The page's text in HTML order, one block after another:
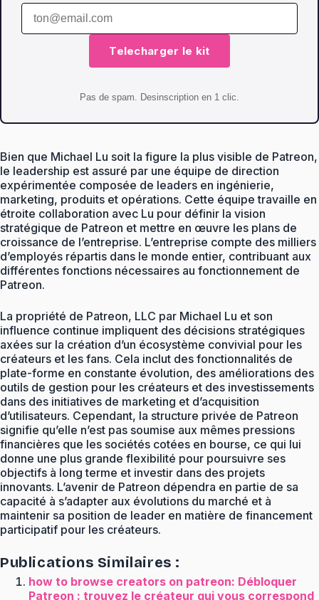
Telecharger le kit
Pas de spam. Desinscription en 1 clic.
Bien que Michael Lu soit la figure la plus visible de Patreon,
le leadership est assuré par une équipe de direction
expérimentée composée de leaders en ingénierie,
marketing, produits et opérations. Cette équipe travaille en
étroite collaboration avec Lu pour définir la vision
stratégique de Patreon et mettre en œuvre les plans de
croissance de l’entreprise. L’entreprise compte des milliers
d’employés répartis dans le monde entier, contribuant aux
différentes fonctions nécessaires au fonctionnement de
Patreon.
La propriété de Patreon, LLC par Michael Lu et son
influence continue impliquent des décisions stratégiques
axées sur la création d’un écosystème convivial pour les
créateurs et les fans. Cela inclut des fonctionnalités de
plate-forme en constante évolution, des améliorations des
outils de gestion pour les créateurs et des investissements
dans des initiatives de marketing et d’acquisition
d’utilisateurs. Cependant, la structure privée de Patreon
signifie qu’elle n’est pas soumise aux mêmes pressions
financières que les sociétés cotées en bourse, ce qui lui
donne une plus grande flexibilité pour poursuivre ses
objectifs à long terme et investir dans des projets
innovants. L’avenir de Patreon dépendra en partie de sa
capacité à s’adapter aux évolutions du marché et à
maintenir sa position de leader en matière de financement
participatif pour les créateurs.
Publications Similaires :
how to browse creators on patreon: Débloquer
Patreon : trouvez le créateur qui vous correspond